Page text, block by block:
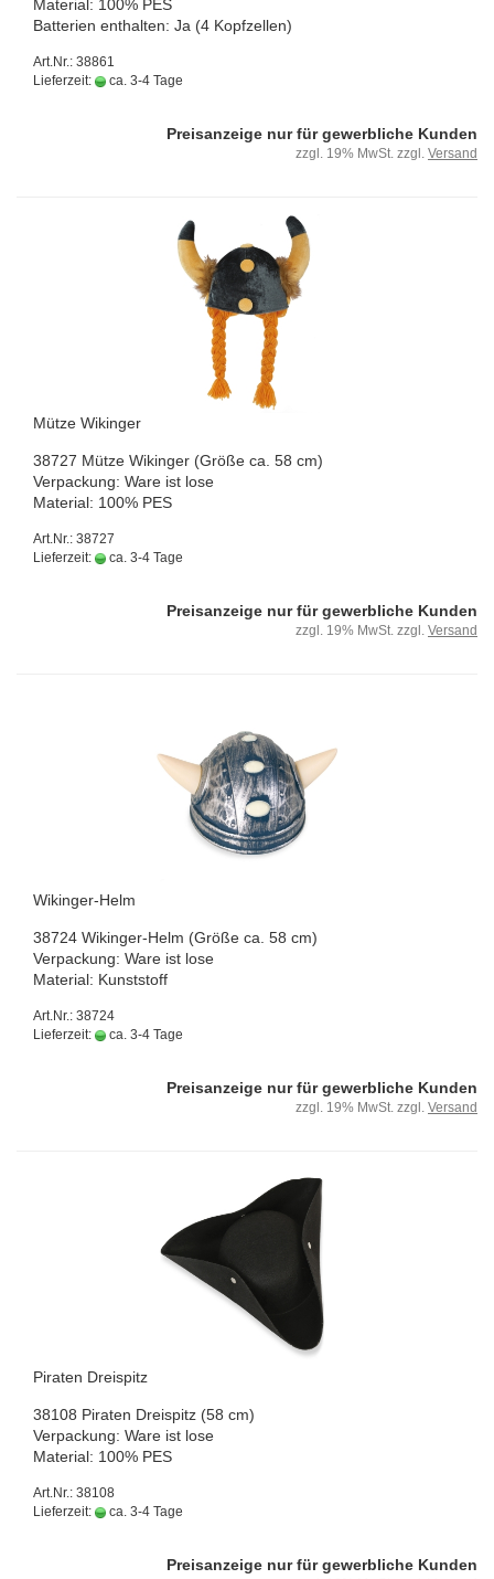
Ma­te­ri­al: 100% PES
Bat­te­rien ent­hal­ten: Ja (4 Kopf­zel­len)
Art.Nr.: 38861
Lieferzeit:
ca. 3-4 Tage
Preisanzeige nur für gewerbliche Kunden
zzgl. 19% MwSt. zzgl. Versand
Mütze Wi­kin­ger
38727 Mütze Wi­kin­ger (Größe ca. 58 cm)
Ver­pa­ckung: Ware ist lose
Ma­te­ri­al: 100% PES
Art.Nr.: 38727
Lieferzeit:
ca. 3-4 Tage
Preisanzeige nur für gewerbliche Kunden
zzgl. 19% MwSt. zzgl. Versand
Wikinger-​​Helm
38724 Wikinger-​Helm (Größe ca. 58 cm)
Ver­pa­ckung: Ware ist lose
Ma­te­ri­al: Kunst­stoff
Art.Nr.: 38724
Lieferzeit:
ca. 3-4 Tage
Preisanzeige nur für gewerbliche Kunden
zzgl. 19% MwSt. zzgl. Versand
Pi­ra­ten Drei­spitz
38108 Pi­ra­ten Drei­spitz (58 cm)
Ver­pa­ckung: Ware ist lose
Ma­te­ri­al: 100% PES
Art.Nr.: 38108
Lieferzeit:
ca. 3-4 Tage
Preisanzeige nur für gewerbliche Kunden